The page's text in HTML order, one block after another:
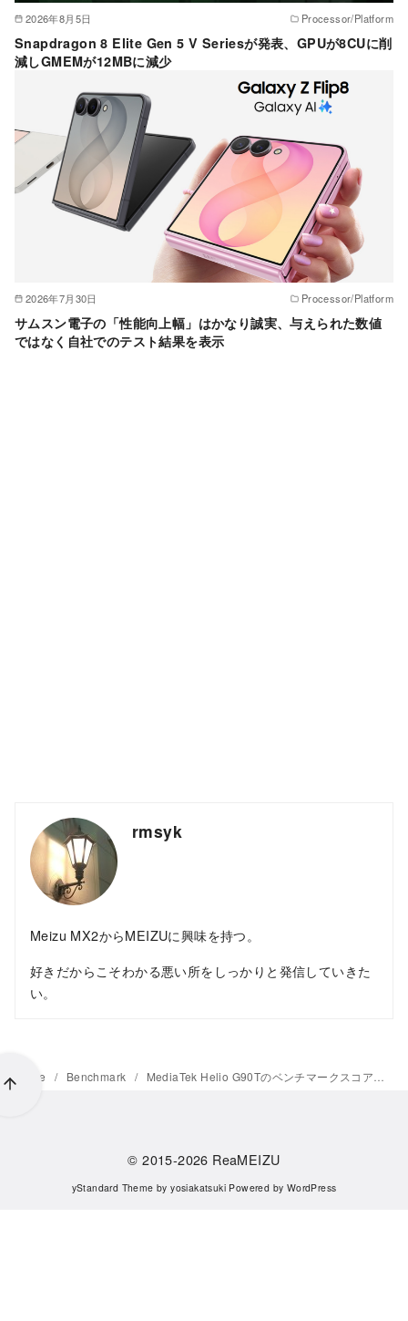
2026年8月5日 Processor/Platform
Snapdragon 8 Elite Gen 5 V Seriesが発表、GPUが8CUに削
減しGMEMが12MBに減少
2026年7月30日 Processor/Platform
サムスン電子の「性能向上幅」はかなり誠実、与えられた数値
ではなく自社でのテスト結果を表示
rmsyk
Meizu MX2からMEIZUに興味を持つ。
好きだからこそわかる悪い所をしっかりと発信していきた
い。
Home Benchmark MediaTek Helio G90Tのベンチマークスコアが判明、ライバル機となるQualcomm Snapdragon 730超えを達成
© 2015-2026 ReaMEIZU
yStandard Theme byyosiakatsuki Powered by WordPress